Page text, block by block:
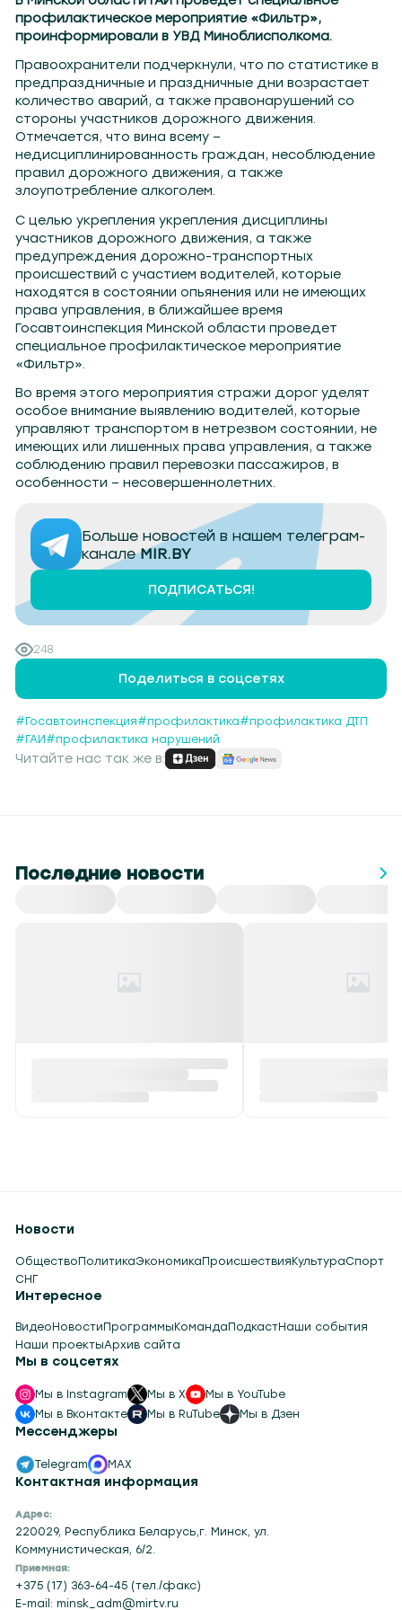
профилактическое мероприятие «Фильтр»,
проинформировали в УВД Миноблисполкома.
Правоохранители подчеркнули, что по статистике в
предпраздничные и праздничные дни возрастает
количество аварий, а также правонарушений со
стороны участников дорожного движения.
Отмечается, что вина всему –
недисциплинированность граждан, несоблюдение
правил дорожного движения, а также
злоупотребление алкоголем.
С целью укрепления укрепления дисциплины
участников дорожного движения, а также
предупреждения дорожно-транспортных
происшествий с участием водителей, которые
находятся в состоянии опьянения или не имеющих
права управления, в ближайшее время
Госавтоинспекция Минской области проведет
специальное профилактическое мероприятие
«Фильтр».
Во время этого мероприятия стражи дорог уделят
особое внимание выявлению водителей, которые
управляют транспортом в нетрезвом состоянии, не
имеющих или лишенных права управления, а также
соблюдению правил перевозки пассажиров, в
особенности – несовершеннолетних.
Больше новостей в нашем телеграм-
каналеMIR.BY
ПОДПИСАТЬСЯ!
248
Поделиться в соцсетях
#Госавтоинспекция#профилактика#профилактика ДТП
#ГАИ#профилактика нарушений
Читайте нас так же в:
Последние новости
Контактная информация
Адрес:
220029, Республика Беларусь,г. Минск, ул.
Коммунистическая, 6/2.
Приемная:
+375 (17) 363-64-45 (тел./факс)
E-mail: minsk_adm@mirtv.ru
Новости
ОбществоПолитикаЭкономикаПроисшествияКультураСпорт
СНГ
Интересное
ВидеоНовостиПрограммыКомандаПодкастНаши события
Наши проектыАрхив сайта
Мы в соцсетях
Мы в Instagram Мы в X
Мы в YouTube
Мы в Вконтакте
Мы в RuTube Мы в Дзен
Мессенджеры
Telegram MAX